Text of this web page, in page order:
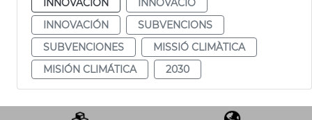
INNOVACIÓN
SUBVENCIONS
SUBVENCIONES
MISSIÓ CLIMÀTICA
MISIÓN CLIMÁTICA
2030